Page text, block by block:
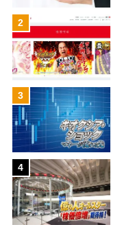
2
3
4